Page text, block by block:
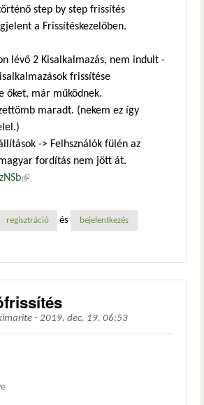
step by step frissítés
a Frissítéskezelőben.
lévő 2 Kisalkalmazás, nem indult -
frissítése
őket, már működnek.
maradt. (nekem ez így
-> Felhsználók fülén az
fordítás nem jött át.
(külső hivatkozás)
regisztráció és bejelentkezés
- 2019. dec. 19. 06:53